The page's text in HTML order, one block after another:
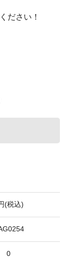
ださい！
(税込)
0